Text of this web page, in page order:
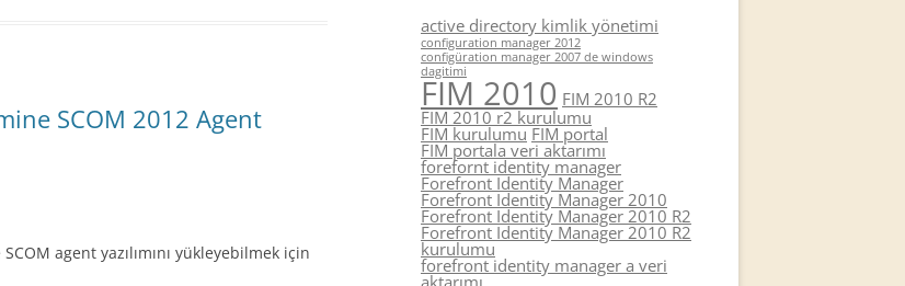
SCOM 2012 Agent
agent yazılımını yükleyebilmek için
active directory kimlik yönetimi
configuration manager 2012
configüration manager 2007 de windows
dagitimi
FIM 2010 FIM 2010 R2
FIM 2010 r2 kurulumu
FIM kurulumu FIM portal
FIM portala veri aktarımı
forefornt identity manager
Forefront Identity Manager
Forefront Identity Manager 2010
Forefront Identity Manager 2010 R2
Forefront Identity Manager 2010 R2
kurulumu
forefront identity manager a veri
aktarımı